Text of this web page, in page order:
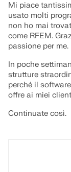
Mi piace
usato molti
non ho mai
come RFEM.
passione per me.
In poche
strutture
perché il
offre ai miei
Continuate così.